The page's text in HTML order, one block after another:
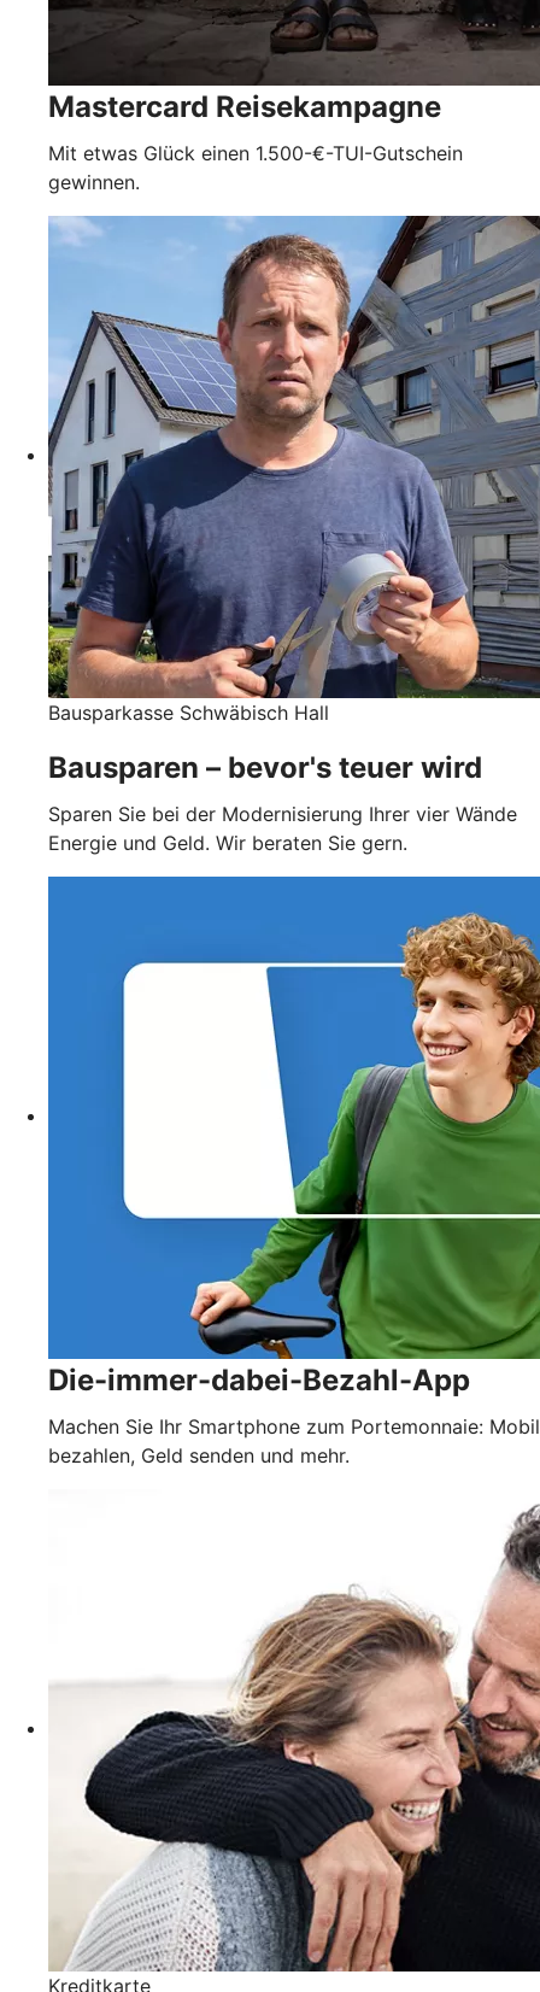
Mastercard Reisekampagne
Mit etwas Glück einen 1.500-€-TUI-Gutschein
gewinnen.
Bausparkasse Schwäbisch Hall
Bausparen – bevor's teuer wird
Sparen Sie bei der Modernisierung Ihrer vier Wände
Energie und Geld. Wir beraten Sie gern.
Die-immer-dabei-Bezahl-App
Machen Sie Ihr Smartphone zum Portemonnaie: Mobil
bezahlen, Geld senden und mehr.
Kreditkarte